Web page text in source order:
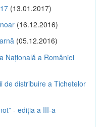
(13.01.2017)
(16.12.2016)
(05.12.2016)
Națională a României
de distribuire a Tichetelor
- ediția a III-a